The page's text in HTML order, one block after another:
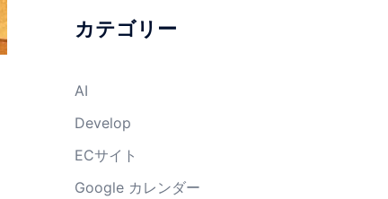
カテゴリー
AI
Develop
ECサイト
Google カレンダー